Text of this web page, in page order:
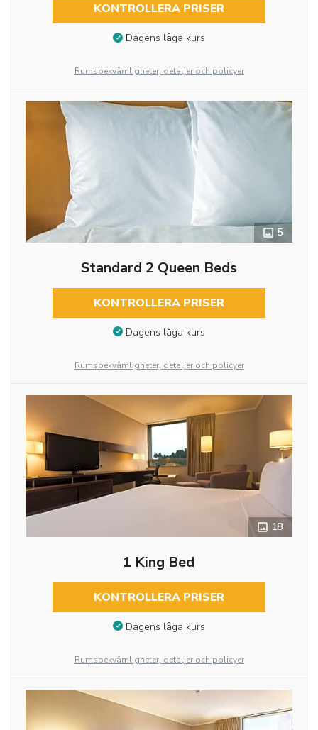
KONTROLLERA PRISER
Dagens låga kurs
Rumsbekvämligheter, detaljer och policyer
5
Standard 2 Queen Beds
KONTROLLERA PRISER
Dagens låga kurs
Rumsbekvämligheter, detaljer och policyer
18
1 King Bed
KONTROLLERA PRISER
Dagens låga kurs
Rumsbekvämligheter, detaljer och policyer